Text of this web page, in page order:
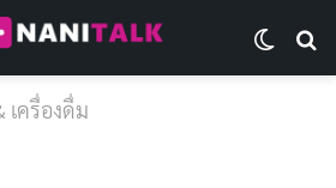
เครื่องดื่ม